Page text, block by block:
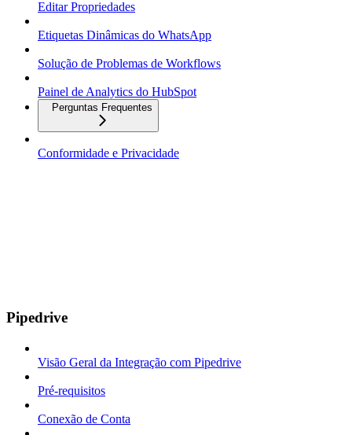
Editar Propriedades
Etiquetas Dinâmicas do WhatsApp
Solução de Problemas de Workflows
Painel de Analytics do HubSpot
Perguntas Frequentes
Conformidade e Privacidade
Pipedrive
Visão Geral da Integração com Pipedrive
Pré-requisitos
Conexão de Conta